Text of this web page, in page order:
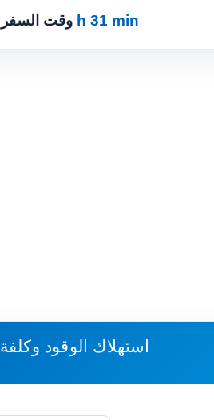
· وقت السفر 5 h 31 min
استهلاك الوقود